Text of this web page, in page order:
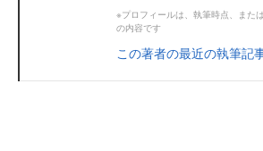
※プロフィールは、執筆時点、また
の内容です
この著者の最近の執筆記